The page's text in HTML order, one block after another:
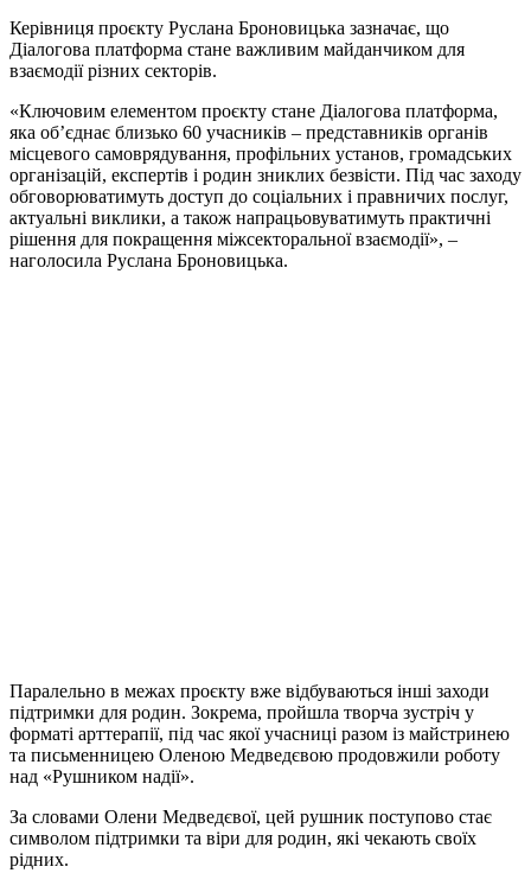
Керівниця проєкту Руслана Броновицька зазначає, що
Діалогова платформа стане важливим майданчиком для
взаємодії різних секторів.
«Ключовим елементом проєкту стане Діалогова платформа,
яка об’єднає близько 60 учасників – представників органів
місцевого самоврядування, профільних установ, громадських
організацій, експертів і родин зниклих безвісти. Під час заходу
обговорюватимуть доступ до соціальних і правничих послуг,
актуальні виклики, а також напрацьовуватимуть практичні
рішення для покращення міжсекторальної взаємодії», –
наголосила Руслана Броновицька.
Паралельно в межах проєкту вже відбуваються інші заходи
підтримки для родин. Зокрема, пройшла творча зустріч у
форматі арттерапії, під час якої учасниці разом із майстринею
та письменницею Оленою Медведєвою продовжили роботу
над «Рушником надії».
За словами Олени Медведєвої, цей рушник поступово стає
символом підтримки та віри для родин, які чекають своїх
рідних.